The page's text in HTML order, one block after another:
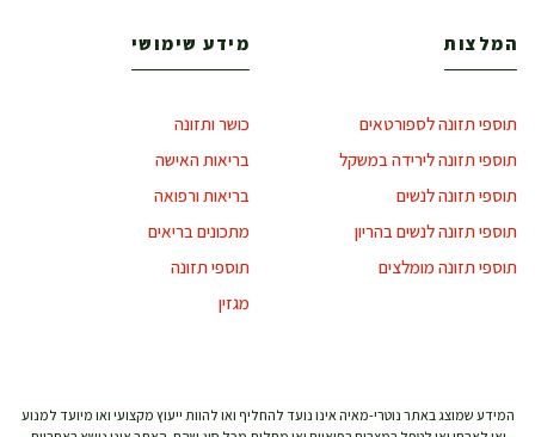
המלצות
תוספי תזונה לספורטאים
תוספי תזונה לירידה במשקל
תוספי תזונה לנשים
תוספי תזונה לנשים בהריון
תוספי תזונה מומלצים
מידע שימושי
כושר ותזונה
בריאות האישה
בריאות ורפואה
מתכונים בריאים
תוספי תזונה
מגזין
המידע שמוצג באתר נוטרי-מאיה אינו נועד להחליף ואו להוות ייעוץ מקצועי ואו מיועד למנוע